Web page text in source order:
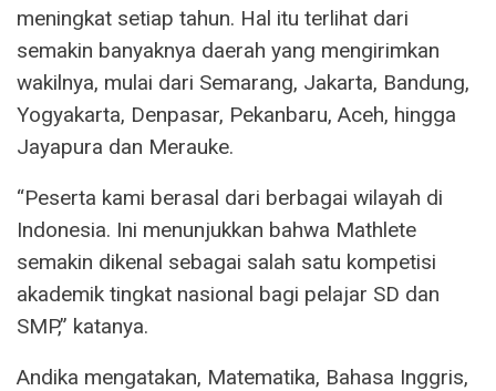
meningkat setiap tahun. Hal itu terlihat dari
semakin banyaknya daerah yang mengirimkan
wakilnya, mulai dari Semarang, Jakarta, Bandung,
Yogyakarta, Denpasar, Pekanbaru, Aceh, hingga
Jayapura dan Merauke.
“Peserta kami berasal dari berbagai wilayah di
Indonesia. Ini menunjukkan bahwa Mathlete
semakin dikenal sebagai salah satu kompetisi
akademik tingkat nasional bagi pelajar SD dan
SMP,” katanya.
Andika mengatakan, Matematika, Bahasa Inggris,